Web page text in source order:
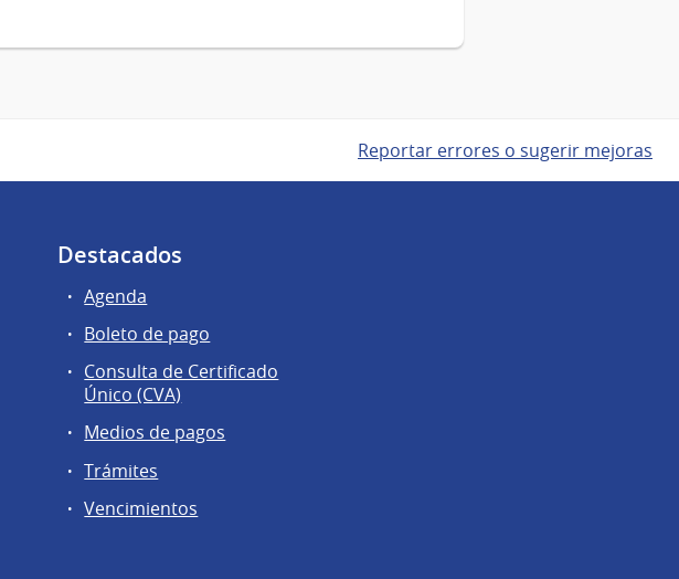
Reportar errores o sugerir mejoras
Destacados
Agenda
Boleto de pago
Consulta de Certificado
Único (CVA)
Medios de pagos
Trámites
Vencimientos